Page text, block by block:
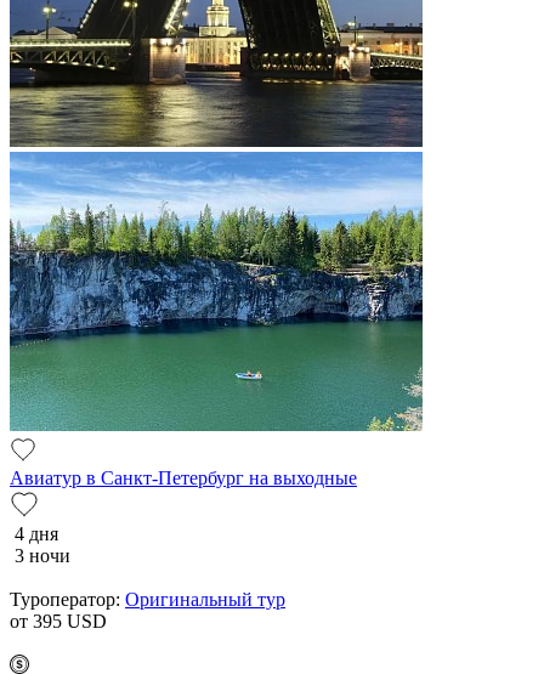
Авиатур в Санкт-Петербург на выходные
4 дня
3 ночи
Туроператор: Оригинальный тур
от 395 USD